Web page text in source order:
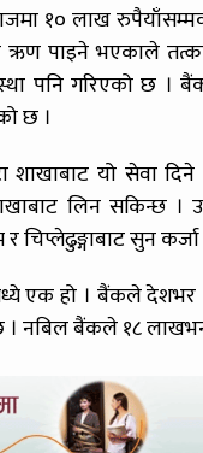
१० लाख
ऋण पाइने भएकाले
पनि गरिएको छ ।
छ ।
यो सेवा
लिन सकिन्छ ।
चिप्लेढुङ्गाबाट सुन
एक हो । बैंकले देशभर
नबिल बैंकले १८